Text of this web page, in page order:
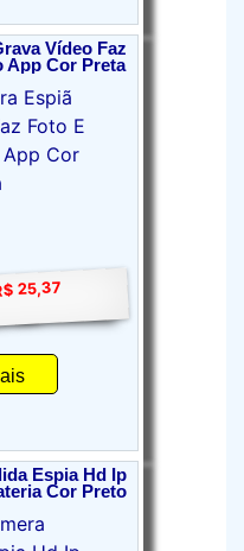
Vídeo Faz
App Cor Preta
25,37
Espia Hd Ip
Cor Preto